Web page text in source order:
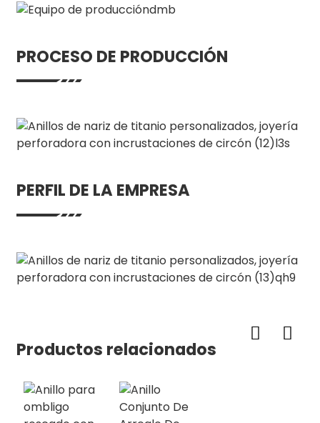
PROCESO DE PRODUCCIÓN
PERFIL DE LA EMPRESA
Productos relacionados